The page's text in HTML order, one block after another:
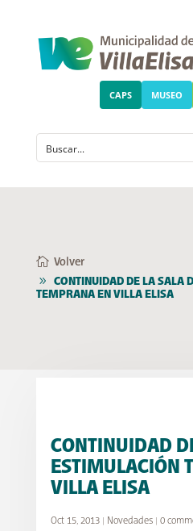
CAPS MUSEO
Volver
CONTINUIDAD DE LA SALA
TEMPRANA EN VILLA ELISA
CONTINUIDAD
ESTIMULACIÓN
VILLA ELISA
Oct 15, 2013| Novedades| 0